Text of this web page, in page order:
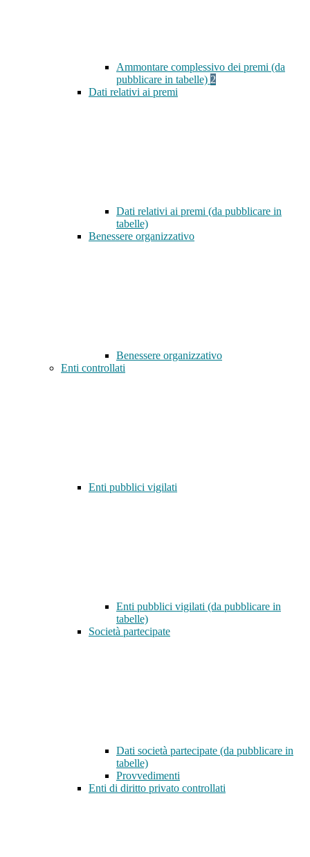
Ammontare complessivo dei premi (da
pubblicare in tabelle) 2
Dati relativi ai premi
Dati relativi ai premi (da pubblicare in
tabelle)
Benessere organizzativo
Benessere organizzativo
Enti controllati
Enti pubblici vigilati
Enti pubblici vigilati (da pubblicare in
tabelle)
Società partecipate
Dati società partecipate (da pubblicare in
tabelle)
Provvedimenti
Enti di diritto privato controllati